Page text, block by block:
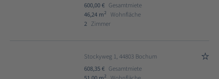
600,00 € Gesamtmiete
46,24 m2
Wohnfläche
2 Zimmer
Stockyweg 1, 44803 Bochum
608,35 € Gesamtmiete
2